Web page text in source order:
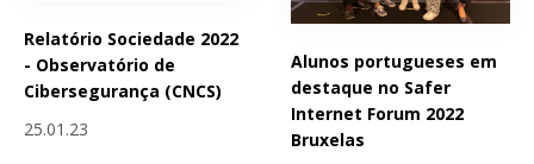
Relatório Sociedade 2022
- Observatório de
Cibersegurança (CNCS)
25.01.23
Alunos portugueses em
destaque no Safer
Internet Forum 2022
Bruxelas